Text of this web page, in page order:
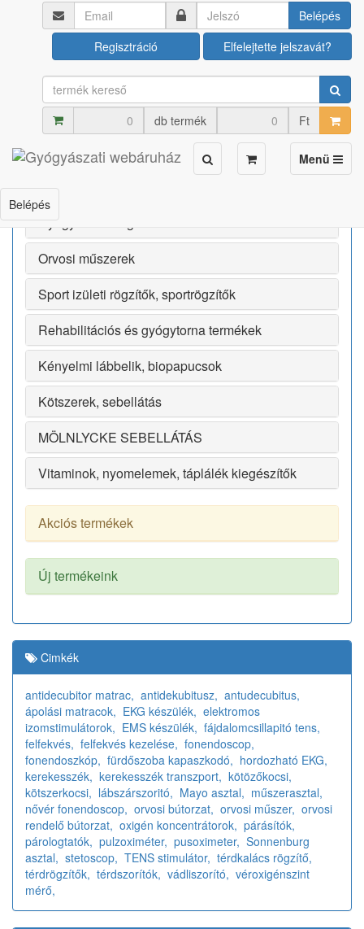
Belépés
Regisztráció
Elfelejtette jelszavát?
db termék Ft
Toggle
navigation
Menü
Belépés
Termék kategóriák
Bérlés
Egészségmegőrző termékek
Baba-mama termékek
Ápolási termékek
Gyógyászati segédeszközök
Orvosi műszerek
Sport izületi rögzítők, sportrögzítők
Rehabilitációs és gyógytorna termékek
Kényelmi lábbelik, biopapucsok
Kötszerek, sebellátás
MÖLNLYCKE SEBELLÁTÁS
Vitaminok, nyomelemek, táplálék kiegészítők
Akciós termékek
Új termékeink
Cimkék
antidecubitor matrac, antidekubitusz, antudecubitus,
ápolási matracok, EKG készülék, elektromos
izomstimulátorok, EMS készülék, fájdalomcsillapitó tens,
felfekvés, felfekvés kezelése, fonendoscop,
fonendoszkóp, fürdőszoba kapaszkodó, hordozható EKG,
kerekesszék, kerekesszék transzport, kötözőkocsi,
kötszerkocsi, lábszárszoritó, Mayo asztal, műszerasztal,
nővér fonendoscop, orvosi bútorzat, orvosi műszer, orvosi
rendelő bútorzat, oxigén koncentrátorok, párásítók,
párologtatók, pulzoximéter, pusoximeter, Sonnenburg
asztal, stetoscop, TENS stimulátor, térdkalács rögzítő,
térdrögzítők, térdszorítók, vádliszorító, véroxigénszint
mérő,